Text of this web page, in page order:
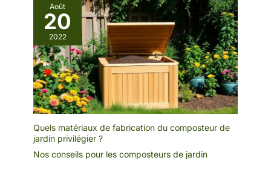
Août
20
2022
Quels matériaux de fabrication du composteur de
jardin privilégier ?
Nos conseils pour les composteurs de jardin